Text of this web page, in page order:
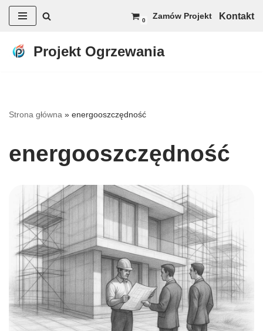
do
0 Zamów Projekt Kontakt
Projekt Ogrzewania
Strona główna » energooszczędność
energooszczędność